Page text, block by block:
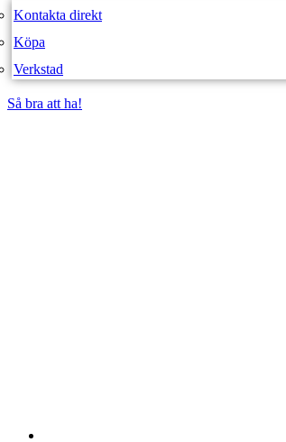
Kontakta direkt
Köpa
Verkstad
Så bra att ha!